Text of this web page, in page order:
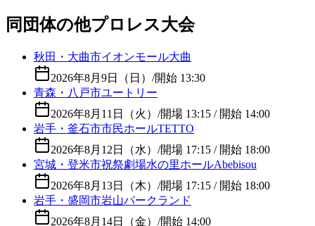
同団体の他プロレス大会
秋田・大曲市イオンモール大曲
2026年8月9日（日） /開始 13:30
青森・八戸市ユートリー
2026年8月11日（火） /開場 13:15 / 開始 14:00
岩手・釜石市市民ホールTETTO
2026年8月12日（水） /開場 17:15 / 開始 18:00
宮城・登米市祝祭劇場水の里ホールAbebisou
2026年8月13日（木） /開場 17:15 / 開始 18:00
岩手・盛岡市岩山パークランド
2026年8月14日（金） /開始 14:00